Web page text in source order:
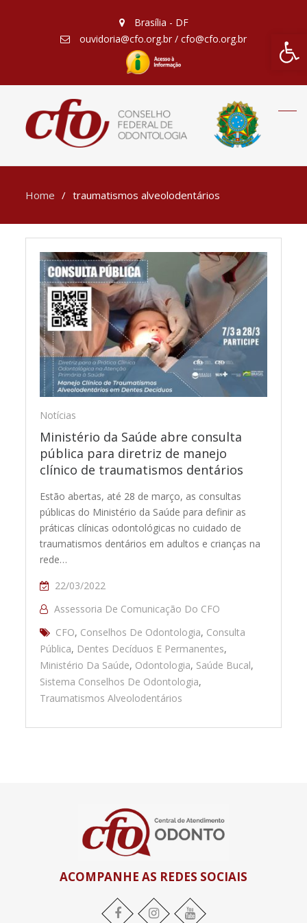
Barra
Brasília - DF
ouvidoria@cfo.org.br / cfo@cfo.org.br
Home traumatismos alveolodentários
Notícias
Ministério da Saúde abre consulta
pública para diretriz de manejo
clínico de traumatismos dentários
Estão abertas, até 28 de março, as consultas
públicas do Ministério da Saúde para definir as
práticas clínicas odontológicas no cuidado de
traumatismos dentários em adultos e crianças na
rede…
22/03/2022
Assessoria De Comunicação Do CFO
CFO, Conselhos De Odontologia, Consulta
Pública, Dentes Decíduos E Permanentes,
Ministério Da Saúde, Odontologia, Saúde Bucal,
Sistema Conselhos De Odontologia,
Traumatismos Alveolodentários
ACOMPANHE AS REDES SOCIAIS